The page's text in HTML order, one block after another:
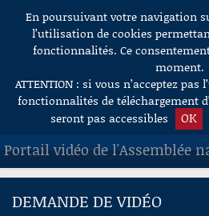
Aller au contenu
En poursuivant votre navigation
l’utilisation de cookies
fonctionnalités. Ce
moment.
ATTENTION : si vous n’acceptez
fonctionnalités de téléchargement
seront pas accessibles
OK
Portail vidéo de l'Assemblée
ACCUEIL
DEMANDE DE VIDÉO